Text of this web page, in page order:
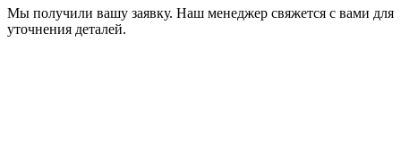
Мы получили вашу заявку. Наш менеджер свяжется с вами для
уточнения деталей.